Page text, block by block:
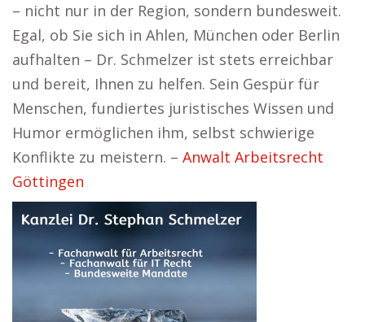
– nicht nur in der Region, sondern bundesweit.
Egal, ob Sie sich in Ahlen, München oder Berlin
aufhalten – Dr. Schmelzer ist stets erreichbar
und bereit, Ihnen zu helfen. Sein Gespür für
Menschen, fundiertes juristisches Wissen und
Humor ermöglichen ihm, selbst schwierige
Konflikte zu meistern. – Anwalt Arbeitsrecht
Göttingen